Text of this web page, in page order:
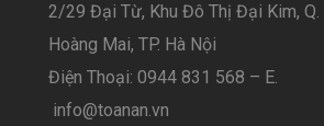
2/29 Đại Từ, Khu Đô Thị Đại Kim, Q.
Hoàng Mai, TP. Hà Nội
Điện Thoại: 0944 831 568 – E.
info@toanan.vn